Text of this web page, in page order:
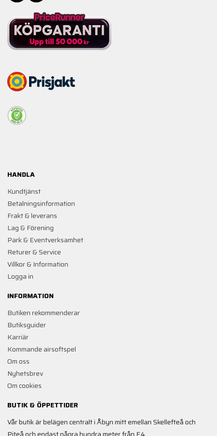
HANDLA
Kundtjänst
Betalningsinformation
Frakt & leverans
Lag & Förening
Park & Eventverksamhet
Returer & Service
Villkor & Information
Logga in
INFORMATION
Butiken rekommenderar
Butiksguider
Karriär
Kommande airsoftspel
Om oss
Nyhetsbrev
Om cookies
BUTIK & ÖPPETTIDER
Vår butik är belägen centralt i Åbyn mitt emellan Skellefteå och